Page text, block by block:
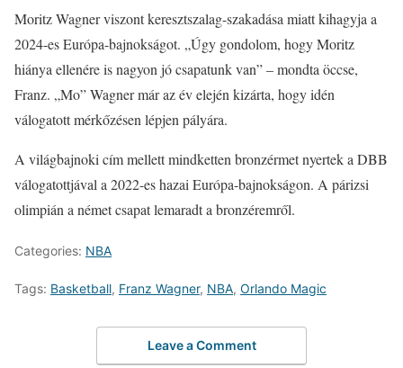
Moritz Wagner viszont keresztszalag-szakadása miatt kihagyja a
2024-es Európa-bajnokságot. „Úgy gondolom, hogy Moritz
hiánya ellenére is nagyon jó csapatunk van” – mondta öccse,
Franz. „Mo” Wagner már az év elején kizárta, hogy idén
válogatott mérkőzésen lépjen pályára.
A világbajnoki cím mellett mindketten bronzérmet nyertek a DBB
válogatottjával a 2022-es hazai Európa-bajnokságon. A párizsi
olimpián a német csapat lemaradt a bronzéremről.
Categories: NBA
Tags: Basketball, Franz Wagner, NBA, Orlando Magic
Leave a Comment